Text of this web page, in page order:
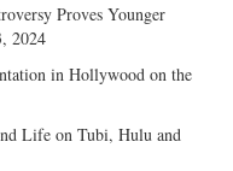
Proves Younger
2024
in Hollywood on the
Life on Tubi, Hulu and